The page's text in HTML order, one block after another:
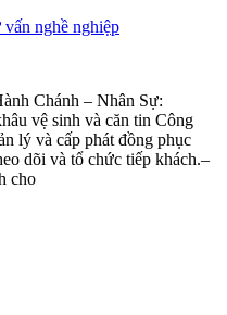
vấn nghề nghiệp
Chánh – Nhân Sự:
vệ sinh và căn tin Công
lý và cấp phát đồng phục
dõi và tổ chức tiếp khách.–
cho